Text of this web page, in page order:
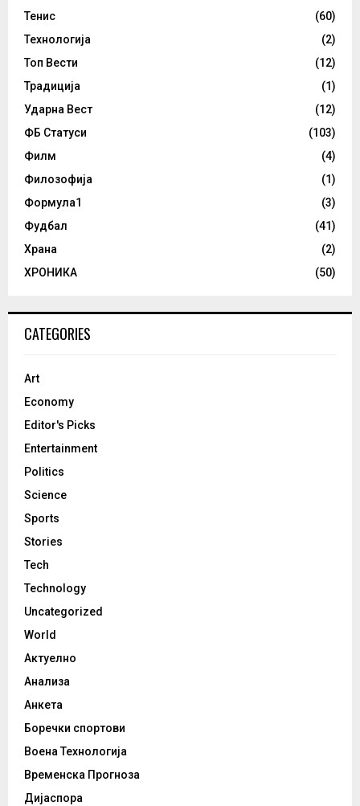
Тенис
(60)
Технологија
(2)
Топ Вести
(12)
Традиција
(1)
Ударна Вест
(12)
ФБ Статуси
(103)
Филм
(4)
Филозофија
(1)
Формула1
(3)
Фудбал
(41)
Храна
(2)
ХРОНИКА
(50)
CATEGORIES
Art
Economy
Editor's Picks
Entertainment
Politics
Science
Sports
Stories
Tech
Technology
Uncategorized
World
Актуелно
Анализа
Анкета
Боречки спортови
Воена Технологија
Временска Прогноза
Дијаспора